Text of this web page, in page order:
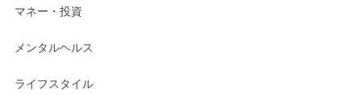
マネー・投資
メンタルヘルス
ライフスタイル